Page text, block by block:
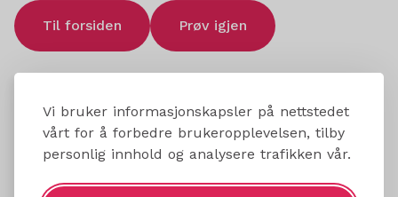
Vi bruker informasjonskapsler på nettstedet
vårt for å forbedre brukeropplevelsen, tilby
personlig innhold og analysere trafikken vår.
Til forsiden Prøv igjen